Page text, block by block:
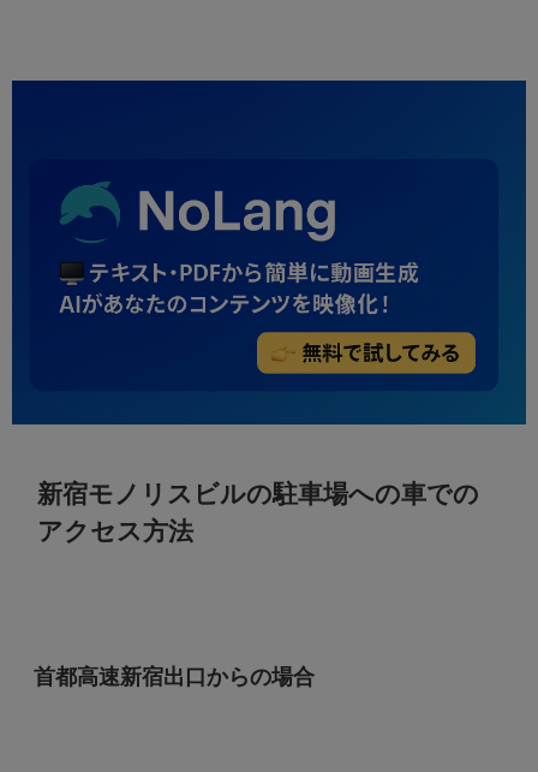
新宿モノリスビルの駐車場への車での
アクセス方法
首都高速新宿出口からの場合